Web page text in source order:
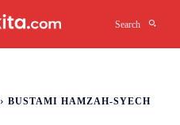
Search
BUSTAMI HAMZAH-SYECH